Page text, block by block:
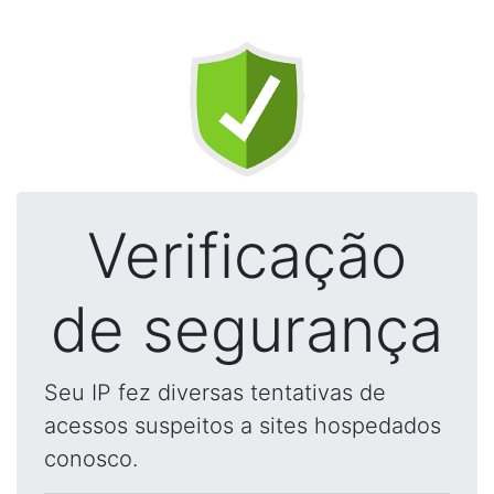
Verificação
de segurança
Seu IP fez diversas tentativas de
acessos suspeitos a sites hospedados
conosco.